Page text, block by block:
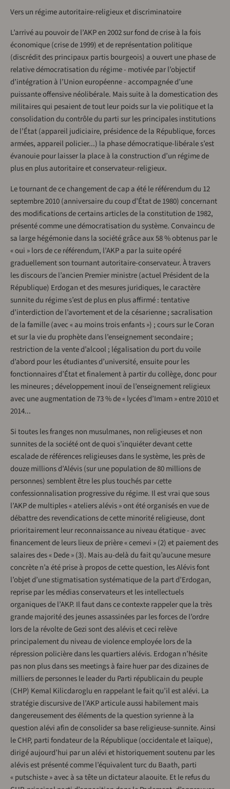
Vers un régime autoritaire-religieux et discriminatoire
L’arrivé au pouvoir de l’AKP en 2002 sur fond de crise à la fois
économique (crise de 1999) et de représentation politique
(discrédit des principaux partis bourgeois) a ouvert une phase de
relative démocratisation du régime - motivée par l’objectif
d’intégration à l’Union européenne - accompagnée d’une
puissante offensive néolibérale. Mais suite à la domestication des
militaires qui pesaient de tout leur poids sur la vie politique et la
consolidation du contrôle du parti sur les principales institutions
de l’État (appareil judiciaire, présidence de la République, forces
armées, appareil policier...) la phase démocratique-libérale s’est
évanouie pour laisser la place à la construction d’un régime de
plus en plus autoritaire et conservateur-religieux.
Le tournant de ce changement de cap a été le référendum du 12
septembre 2010 (anniversaire du coup d’État de 1980) concernant
des modifications de certains articles de la constitution de 1982,
présenté comme une démocratisation du système. Convaincu de
sa large hégémonie dans la société grâce aux 58 % obtenus par le
« oui » lors de ce référendum, l’AKP a par la suite opéré
graduellement son tournant autoritaire-conservateur. À travers
les discours de l’ancien Premier ministre (actuel Président de la
République) Erdogan et des mesures juridiques, le caractère
sunnite du régime s’est de plus en plus affirmé : tentative
d’interdiction de l’avortement et de la césarienne ; sacralisation
de la famille (avec « au moins trois enfants ») ; cours sur le Coran
et sur la vie du prophète dans l’enseignement secondaire ;
restriction de la vente d’alcool ; légalisation du port du voile
d’abord pour les étudiantes d’université, ensuite pour les
fonctionnaires d’État et finalement à partir du collège, donc pour
les mineures ; développement inouï de l’enseignement religieux
avec une augmentation de 73 % de « lycées d’Imam » entre 2010 et
2014...
Si toutes les franges non musulmanes, non religieuses et non
sunnites de la société ont de quoi s’inquiéter devant cette
escalade de références religieuses dans le système, les près de
douze millions d’Alévis (sur une population de 80 millions de
personnes) semblent être les plus touchés par cette
confessionnalisation progressive du régime. Il est vrai que sous
l’AKP de multiples « ateliers alévis » ont été organisés en vue de
débattre des revendications de cette minorité religieuse, dont
prioritairement leur reconnaissance au niveau étatique - avec
financement de leurs lieux de prière « cemevi » (2) et paiement des
salaires des « Dede » (3). Mais au-delà du fait qu’aucune mesure
concrète n’a été prise à propos de cette question, les Alévis font
l’objet d’une stigmatisation systématique de la part d’Erdogan,
reprise par les médias conservateurs et les intellectuels
organiques de l’AKP. Il faut dans ce contexte rappeler que la très
grande majorité des jeunes assassinées par les forces de l’ordre
lors de la révolte de Gezi sont des alévis et ceci relève
principalement du niveau de violence employée lors de la
répression policière dans les quartiers alévis. Erdogan n’hésite
pas non plus dans ses meetings à faire huer par des dizaines de
milliers de personnes le leader du Parti républicain du peuple
(CHP) Kemal Kilicdaroglu en rappelant le fait qu’il est alévi. La
stratégie discursive de l’AKP articule aussi habilement mais
dangereusement des éléments de la question syrienne à la
question alévi afin de consolider sa base religieuse-sunnite. Ainsi
le CHP, parti fondateur de la République (occidentale et laïque),
dirigé aujourd’hui par un alévi et historiquement soutenu par les
alévis est présenté comme l’équivalent turc du Baath, parti
« putschiste » avec à sa tête un dictateur alaouite. Et le refus du